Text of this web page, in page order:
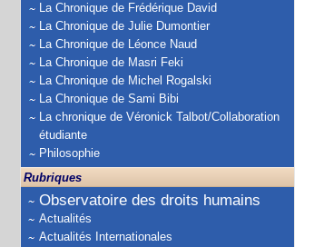
La Chronique de Frédérique David
La Chronique de Julie Dumontier
La Chronique de Léonce Naud
La Chronique de Masri Feki
La Chronique de Michel Rogalski
La Chronique de Sami Bibi
La chronique de Véronick Talbot/Collaboration
étudiante
Philosophie
Rubriques
Observatoire des droits humains
Actualités
Actualités Internationales